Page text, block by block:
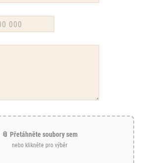
📎 Přetáhněte soubory sem
nebo klikněte pro výběr